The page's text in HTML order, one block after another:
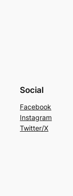
Social
Facebook
Instagram
Twitter/X